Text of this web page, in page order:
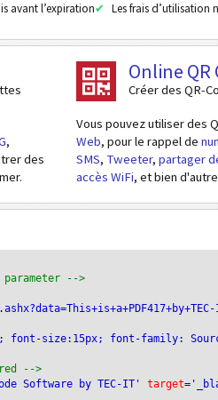
avant l’expiration Les frais d’utilisation
,
des
Online QR
Créer des QR-
Vous pouvez utiliser des
Web, pour le rappel de
SMS, Tweeter, partager
accès WiFi, et bien
-->
font-size:15px; font-family:
-->
Software by TEC-IT' target